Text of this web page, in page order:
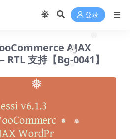
❅
❅
❅
登录
AJAX
支持【Bg-0041】